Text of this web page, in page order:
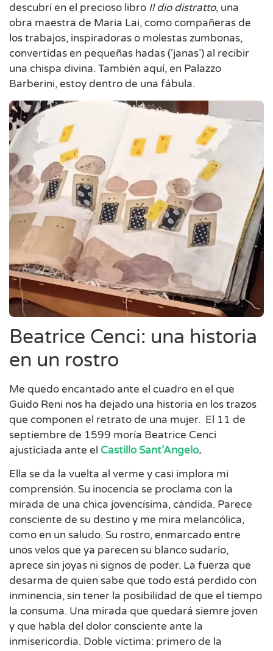
descubrí en el precioso libro Il dio distratto, una
obra maestra de Maria Lai, como compañeras de
los trabajos, inspiradoras o molestas zumbonas,
convertidas en pequeñas hadas (‘janas’) al recibir
una chispa divina. También aquí, en Palazzo
Barberini, estoy dentro de una fábula.
Beatrice Cenci: una historia
en un rostro
Me quedo encantado ante el cuadro en el que
Guido Reni nos ha dejado una historia en los trazos
que componen el retrato de una mujer. El 11 de
septiembre de 1599 moría Beatrice Cenci
ajusticiada ante el Castillo Sant’Angelo.
Ella se da la vuelta al verme y casi implora mi
comprensión. Su inocencia se proclama con la
mirada de una chica jovencísima, cándida. Parece
consciente de su destino y me mira melancólica,
como en un saludo. Su rostro, enmarcado entre
unos velos que ya parecen su blanco sudario,
aprece sin joyas ni signos de poder. La fuerza que
desarma de quien sabe que todo está perdido con
inminencia, sin tener la posibilidad de que el tiempo
la consuma. Una mirada que quedará siemre joven
y que habla del dolor consciente ante la
inmisericordia. Doble víctima: primero de la